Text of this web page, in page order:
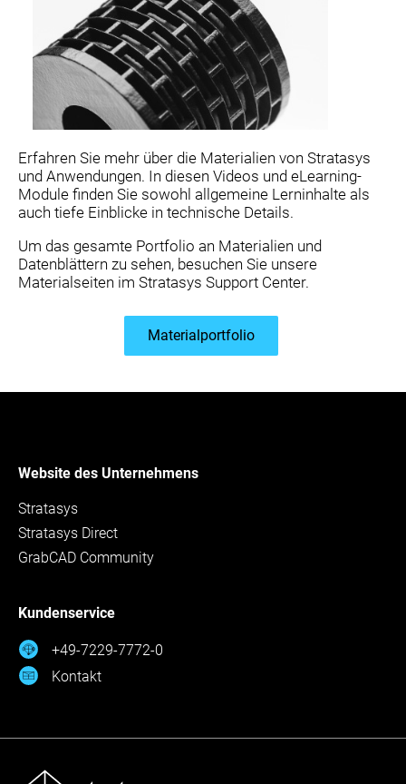
Erfahren Sie mehr über die Materialien von Stratasys
und Anwendungen. In diesen Videos und eLearning-
Module finden Sie sowohl allgemeine Lerninhalte als
auch tiefe Einblicke in technische Details.
Um das gesamte Portfolio an Materialien und
Datenblättern zu sehen, besuchen Sie unsere
Materialseiten im Stratasys Support Center.
Materialportfolio
Website des Unternehmens
Stratasys
Stratasys Direct
GrabCAD Community
Kundenservice
+49-7229-7772-0
Kontakt